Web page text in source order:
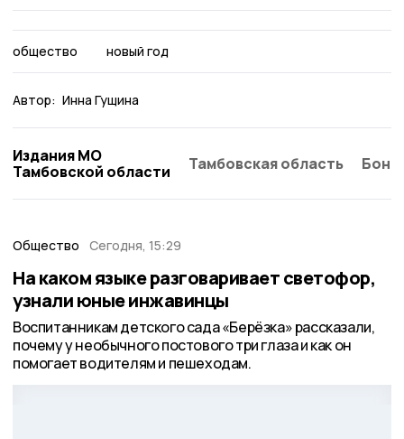
общество новый год
Автор: Инна Гущина
Издания МО
Тамбовской области
Тамбовская область
Общество Сегодня, 15:29
На каком языке разговаривает светофор,
узнали юные инжавинцы
Воспитанникам детского сада «Берёзка» рассказали,
почему у необычного постового три глаза и как он
помогает водителям и пешеходам.